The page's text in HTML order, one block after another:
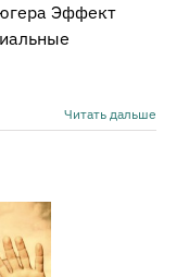
Эффект
Читать дальше